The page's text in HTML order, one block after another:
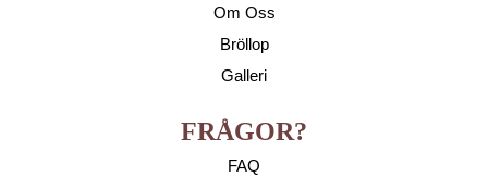
Om Oss
Bröllop
Galleri
FRÅGOR?
FAQ